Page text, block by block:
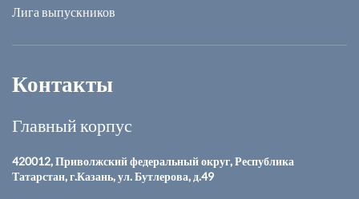
Лига выпускников
Контакты
Главный корпус
420012, Приволжский федеральный округ, Республика
Татарстан, г.Казань, ул. Бутлерова, д.49